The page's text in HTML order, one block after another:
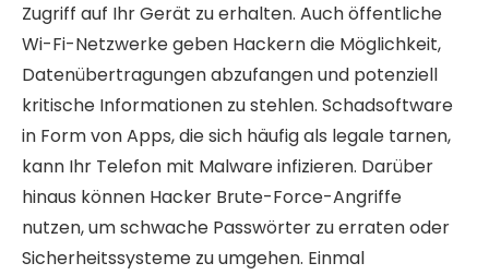
Zugriff auf Ihr Gerät zu erhalten. Auch öffentliche
Wi-Fi-Netzwerke geben Hackern die Möglichkeit,
Datenübertragungen abzufangen und potenziell
kritische Informationen zu stehlen. Schadsoftware
in Form von Apps, die sich häufig als legale tarnen,
kann Ihr Telefon mit Malware infizieren. Darüber
hinaus können Hacker Brute-Force-Angriffe
nutzen, um schwache Passwörter zu erraten oder
Sicherheitssysteme zu umgehen. Einmal